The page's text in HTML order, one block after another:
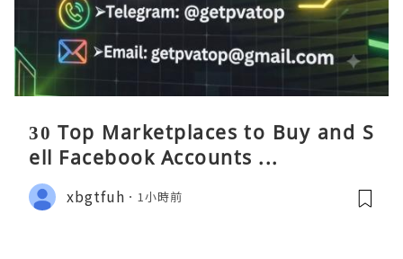
30 Top Marketplaces to Buy and S
ell Facebook Accounts ...
xbgtfuh 1小時前